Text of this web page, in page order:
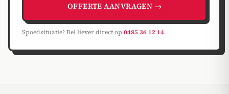
OFFERTE AANVRAGEN →
Spoedsituatie? Bel liever direct op 0485 36 12 14.